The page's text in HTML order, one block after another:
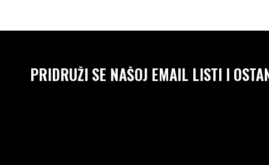
PRIDRUŽI SE NAŠOJ EMAIL LISTI I